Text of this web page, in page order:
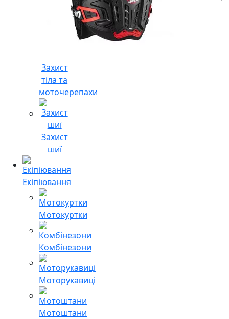
Захист
тіла та
моточерепахи
Захист
шиї
Екіпіювання
Мотокуртки
Комбінезони
Моторукавиці
Мотоштани